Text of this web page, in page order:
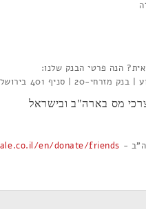
הנה פרטי הבנק שלנו:
בירושלים | חשבון: 505955
מס בארה"ב ובישראל
-
en/donate/friends